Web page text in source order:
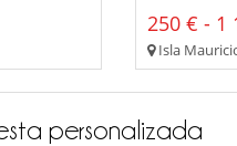
250 € - 1
Isla
personalizada